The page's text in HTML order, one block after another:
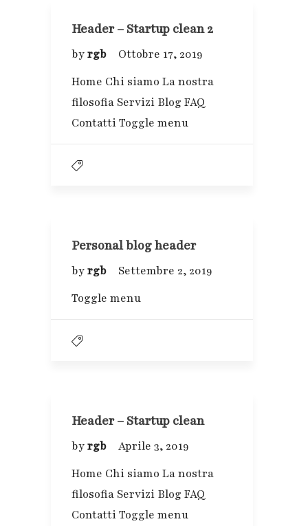
Header – Startup clean 2
byrgb
Ottobre 17, 2019
Home Chi siamo La nostra
filosofia Servizi Blog FAQ
Contatti Toggle menu
Personal blog header
byrgb
Settembre 2, 2019
Toggle menu
Header – Startup clean
byrgb
Aprile 3, 2019
Home Chi siamo La nostra
filosofia Servizi Blog FAQ
Contatti Toggle menu